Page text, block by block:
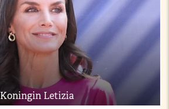
Koningin Letizia